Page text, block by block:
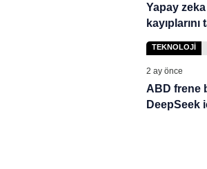
Yapay
sistem
TEKNOLOJI
2 ay önce
ABD frene
DeepSeek